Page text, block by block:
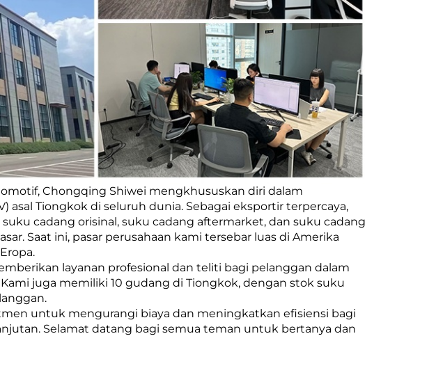
Chongqing Shiwei mengkhususkan diri dalam
Tiongkok di seluruh dunia. Sebagai eksportir terpercaya,
cadang orisinal, suku cadang aftermarket, dan suku cadang
Saat ini, pasar perusahaan kami tersebar luas di Amerika
layanan profesional dan teliti bagi pelanggan dalam
juga memiliki 10 gudang di Tiongkok, dengan stok suku
untuk mengurangi biaya dan meningkatkan efisiensi bagi
Selamat datang bagi semua teman untuk bertanya dan